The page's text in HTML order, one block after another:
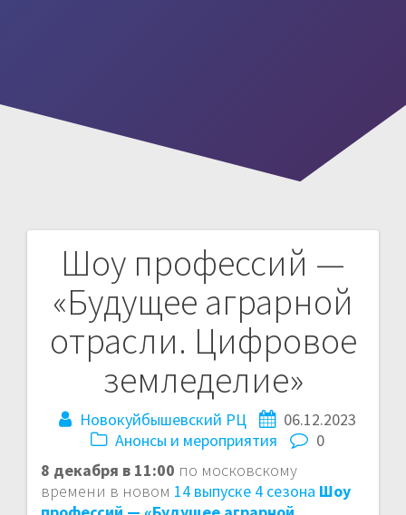
Шоу профессий —
«Будущее аграрной
отрасли. Цифровое
земледелие»
Новокуйбышевский РЦ
06.12.2023
Анонсы и мероприятия
0
8 декабря в 11:00 по московскому
времени в новом 14 выпуске 4 сезона Шоу
Навигация
по
записям